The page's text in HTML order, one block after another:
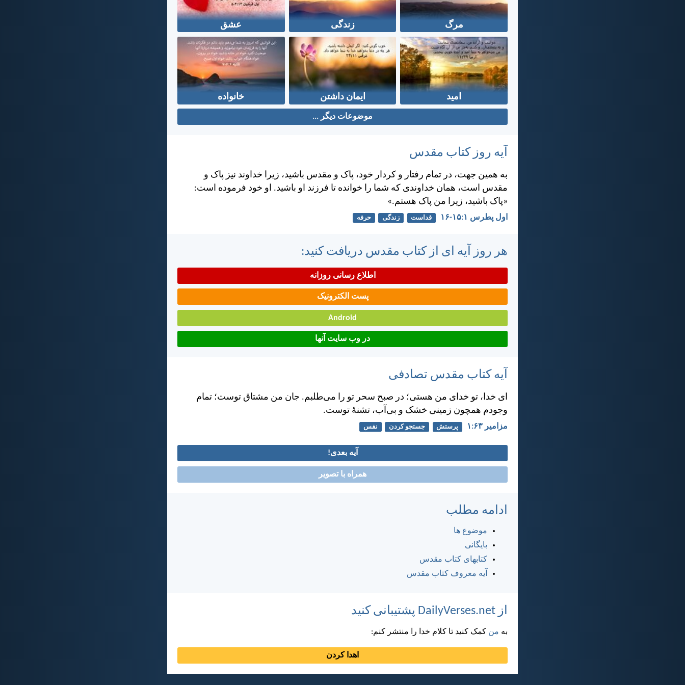
مرگ زندگی عشق
امید ایمان داشتن خانواده
موضوعات دیگر ...
آیه روز کتاب مقدس
به همين جهت، در تمام رفتار و كردار خود، پاک و مقدس باشيد، زيرا خداوند نيز پاک و
مقدس است، همان خداوندی كه شما را خوانده تا فرزند او باشيد. او خود فرموده است:
«پاک باشيد، زيرا من پاک هستم.»
اول پطرس ۱:‏۱۵-‏۱۶ قداست زندگی حرفه
هر روز آیه ای از کتاب مقدس دریافت کنید:
اطلاع رسانی روزانه
پست الکترونیک
Android
در وب سایت آنها
آیه کتاب مقدس تصادفی
ای خدا، تو خدای من هستی؛ در صبح سحر تو را می‌طلبم. جان من مشتاق توست؛ تمام
وجودم همچون زمينی خشک و بی‌آب، تشنهٔ توست.
مزامير ۶۳:‏۱ پرستش جستجو کردن نفس
آیه بعدی!
همراه با تصویر
ادامه مطلب
موضوع ها
بایگانی
کتابهای کتاب مقدس
آیه معروف کتاب مقدس
از DailyVerses.net پشتیبانی کنید
به من کمک کنید تا کلام خدا را منتشر کنم:
اهدا کردن